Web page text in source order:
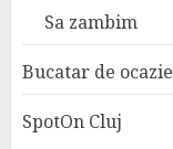
Sa zambim
Bucatar de ocazie
SpotOn Cluj